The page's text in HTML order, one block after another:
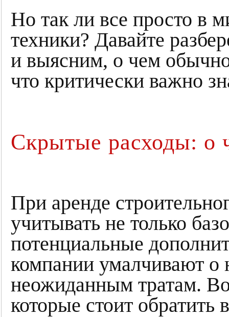
Но так ли все просто в
техники? Давайте
и выясним, о чем
что критически важно
Скрытые расходы: о
При аренде
учитывать не только
потенциальные
компании умалчивают о
неожиданным тратам.
которые стоит обратить